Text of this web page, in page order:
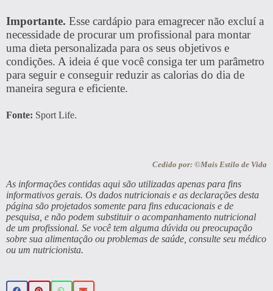
Importante. Esse cardápio para emagrecer não excluí a
necessidade de procurar um profissional para montar
uma dieta personalizada para os seus objetivos e
condições. A ideia é que você consiga ter um parâmetro
para seguir e conseguir reduzir as calorias do dia de
maneira segura e eficiente.
Fonte: Sport Life.
Cedido por: ©Mais Estilo de Vida
As informações contidas aqui são utilizadas apenas para fins
informativos gerais. Os dados nutricionais e as declarações desta
página são projetados somente para fins educacionais e de
pesquisa, e não podem substituir o acompanhamento nutricional
de um profissional. Se você tem alguma dúvida ou preocupação
sobre sua alimentação ou problemas de saúde, consulte seu médico
ou um nutricionista.